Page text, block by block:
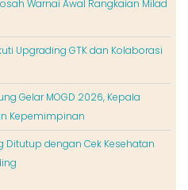
Warnai Awal Rangkaian Milad
Upgrading GTK dan Kolaborasi
Gelar MOGD 2026, Kepala
Kepemimpinan
Ditutup dengan Cek Kesehatan